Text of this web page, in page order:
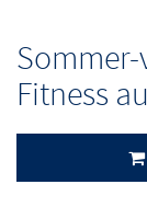
Fitness